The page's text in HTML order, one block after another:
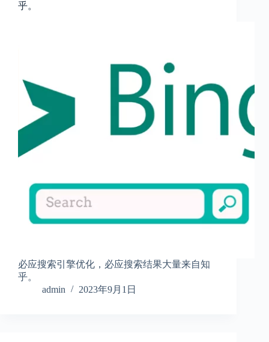
乎。
必应搜索引擎优化，必应搜索结果大量来自知
乎。
admin
2023年9月1日